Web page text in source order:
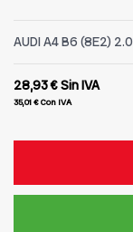
AUDI A4 B6 (8E2) 2.0
28,93 €Sin IVA
35,01 €Con IVA